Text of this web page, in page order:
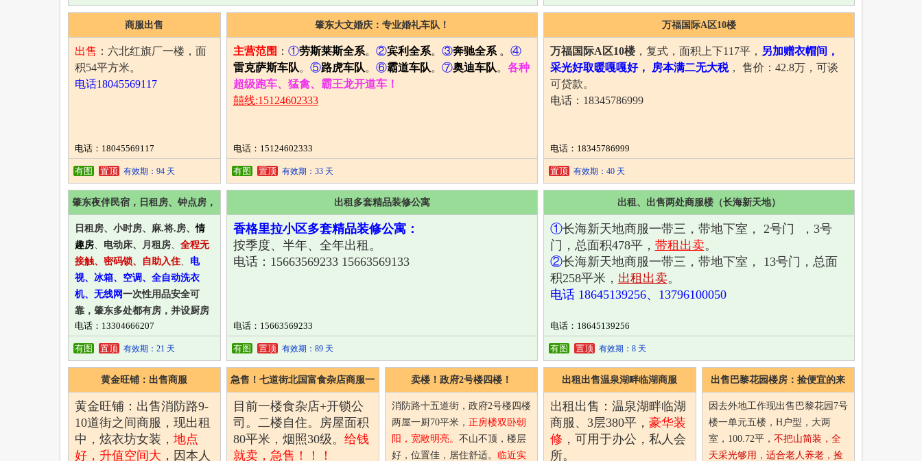
商服出售
出售 ：六北红旗厂一楼，面
积54平方米。
电话18045569117
电话：18045569117
有图 置顶 有效期：94 天
肇东大文婚庆：专业婚礼车队！
主营范围 ： ①劳斯莱斯全系。 ②宾利全系。 ③奔驰全系。 ④
雷克萨斯车队。 ⑤路虎车队。 ⑥霸道车队。 ⑦奥迪车队。 各种
超级跑车、猛禽、霸王龙开道车！
囍线:15124602333
电话：15124602333
有图 置顶 有效期：33 天
万福国际A区10楼
万福国际A区10楼，复式，面积上下117平， 另加赠衣帽间，
采光好取暖嘎嘎好， 房本满二无大税， 售价：42.8万，可谈
可贷款。
电话：18345786999
电话：18345786999
置顶 有效期：40 天
肇东夜伴民宿，日租房、钟点房，
麻.将.房
日租房、小时房、麻.将.房、情
趣房、 电动床、 月租房、 全程无
接触、密码锁、自助入住、 电
视、冰箱、空调、全自动洗衣
机、无线网一次性用品安全可
靠，肇东多处都有房，并设厨房
用品，可做饭。
订房电话： 13304666207（微信同
步）以备不时之需
电话：13304666207
有图 置顶 有效期：21 天
出租多套精品装修公寓
香格里拉小区多套精品装修公寓：
按季度、半年、全年出租。
电话：15663569233 15663569133
电话：15663569233
有图 置顶 有效期：89 天
出租、出售两处商服楼（长海新天地）
①长海新天地商服一带三，带地下室， 2号门 ，3号
门，总面积478平， 带租出卖。
②长海新天地商服一带三，带地下室， 13号门，总面
积258平米， 出租出卖。
电话 18645139256、 13796100050
电话：18645139256
有图 置顶 有效期：8 天
黄金旺铺：出售商服
黄金旺铺： 出售消防路9-
10道街之间商服，现出租
中，炫衣坊女装， 地点
好，升值空间大 ，因本人
急售！七道街北国富食杂店商服一
套
目前一楼食杂店+开锁公
司。二楼自住。房屋面积
80平米，烟照30级。 给钱
就卖，急售！！！
卖楼！政府2号楼四楼！
消防路十五道街，政府2号楼四楼
两屋一厨70平米， 正房楼双卧朝
阳，宽敞明亮。 不山不顶，楼层
好，位置佳，居住舒适。 临近实
出租出售温泉湖畔临湖商服
出租出售：温泉湖畔临湖
商服、3层380平， 豪华装
修 ，可用于办公，私人会
所。
出售巴黎花园楼房：捡便宜的来
吧！
因去外地工作现出售巴黎花园7号
楼一单元五楼，H户型，大两
室，100.72平， 不把山简装，全
天采光够用，适合老人养老，捡